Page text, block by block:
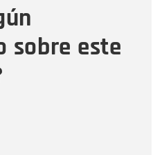
sobre este